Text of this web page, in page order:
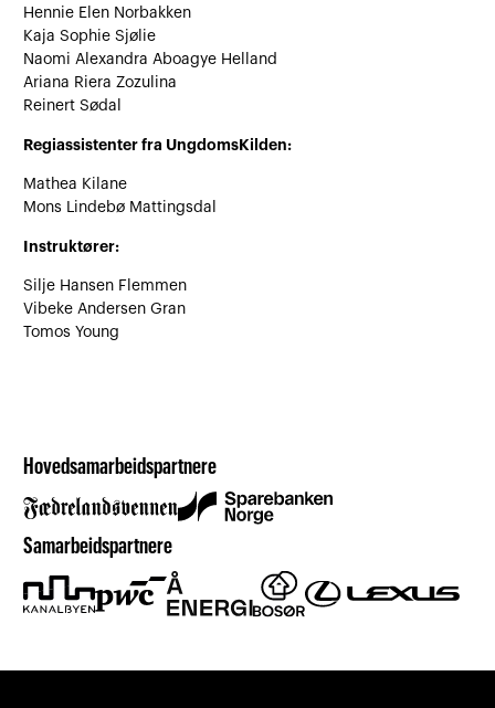
Hennie Elen Norbakken
Kaja Sophie Sjølie
Naomi Alexandra Aboagye Helland
Ariana Riera Zozulina
Reinert Sødal
Regiassistenter fra UngdomsKilden:
Mathea Kilane
Mons Lindebø Mattingsdal
Instruktører:
Silje Hansen Flemmen
Vibeke Andersen Gran
Tomos Young
Hovedsamarbeidspartnere
Samarbeidspartnere